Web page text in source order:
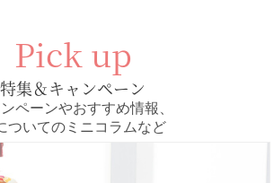
Pick up
特集＆キャンペーン
ペーンやおすすめ情報、
ついてのミニコラムなど